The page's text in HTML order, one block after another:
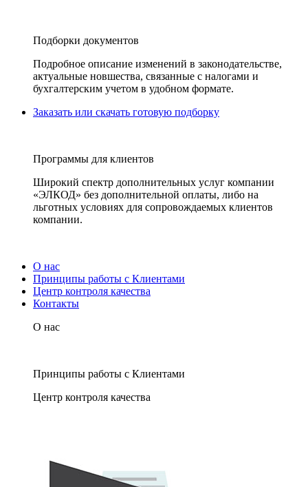
Подборки документов
Подробное описание изменений в законодательстве,
актуальные новшества, связанные с налогами и
бухгалтерским учетом в удобном формате.
Заказать или скачать готовую подборку
Программы для клиентов
Широкий спектр дополнительных услуг компании
«ЭЛКОД» без дополнительной оплаты, либо на
льготных условиях для сопровождаемых клиентов
компании.
О нас
Принципы работы с Клиентами
Центр контроля качества
Контакты
О нас
Принципы работы с Клиентами
Центр контроля качества